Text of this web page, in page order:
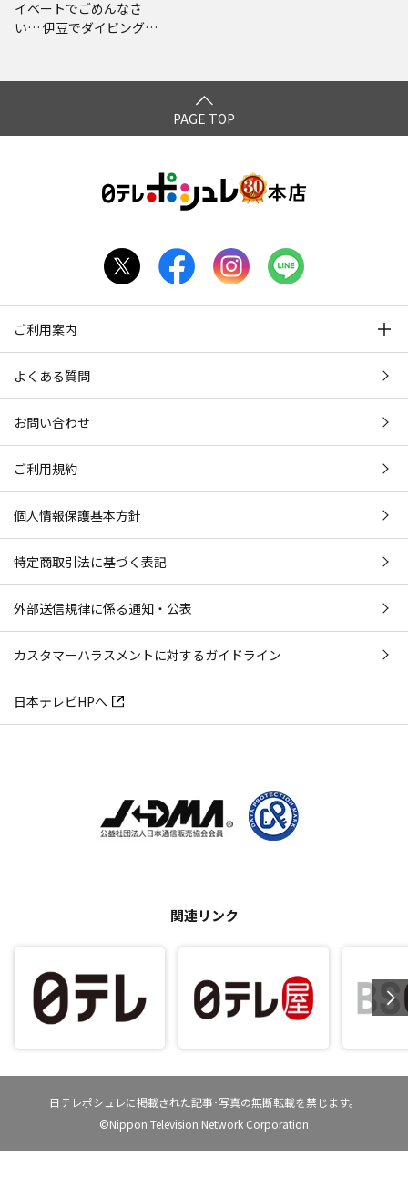
イベートでごめんなさ
い… 伊豆でダイビングの
PAGE TOP
ご利用案内
よくある質問
お問い合わせ
ご利用規約
個人情報保護基本方針
特定商取引法に基づく表記
外部送信規律に係る通知・公表
カスタマーハラスメントに対するガイドライン
日本テレビHPへ
関連リンク
日テレポシュレに掲載された記事･写真の無断転載を禁じます。
©Nippon Television Network Corporation